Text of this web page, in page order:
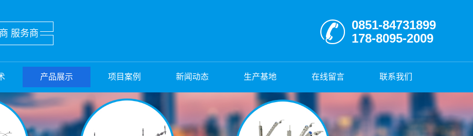
服务商
0851-84731899
178-8095-2009
产品展示 项目案例 新闻动态 生产基地 在线留言 联系我们